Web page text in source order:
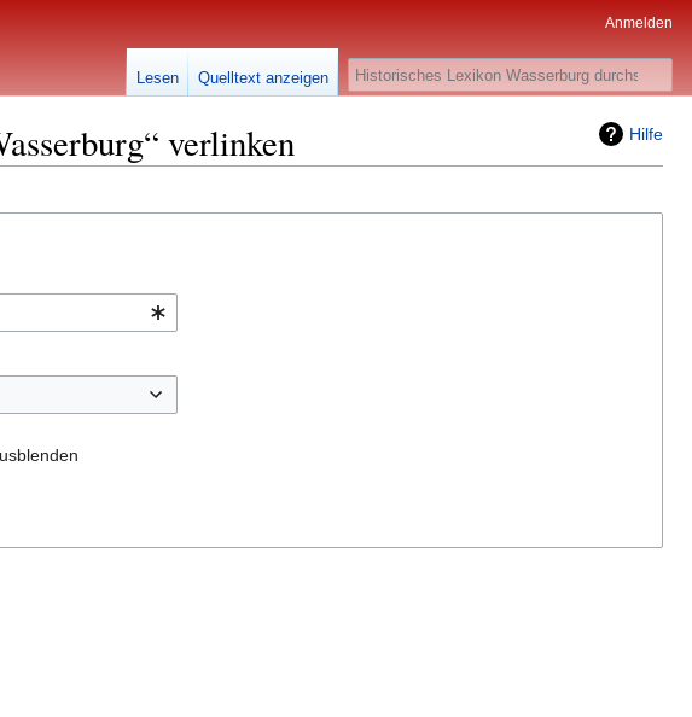
Hilfe
verlinken
Anmelden
Lesen Quelltext anzeigen Suche